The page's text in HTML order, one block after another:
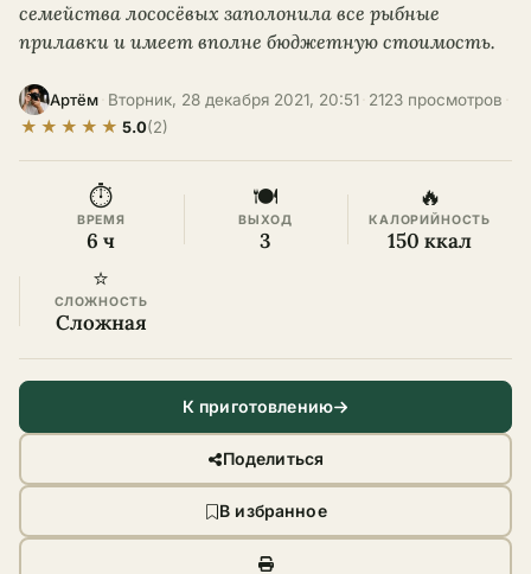
семейства лососёвых заполонила все рыбные
прилавки и имеет вполне бюджетную стоимость.
Артём Вторник, 28 декабря 2021, 20:51 2123 просмотров
★ ★ ★ ★ ★ 5.0(2)
⏱
ВРЕМЯ
6 ч
🍽
ВЫХОД
3
🔥
КАЛОРИЙНОСТЬ
150 ккал
⭐
СЛОЖНОСТЬ
Сложная
К приготовлению
Поделиться
В избранное